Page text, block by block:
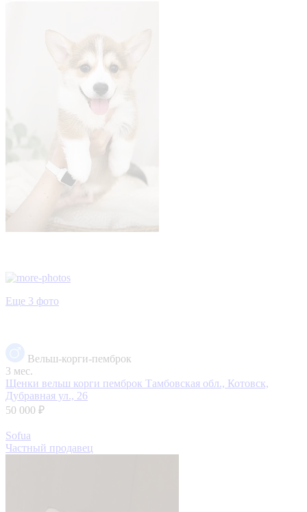
Еще 3 фото
Вельш-корги-пемброк
3 мес.
Щенки вельш корги пемброк Тамбовская обл., Котовск,
Дубравная ул., 26
50 000 ₽
Sofua
Частный продавец